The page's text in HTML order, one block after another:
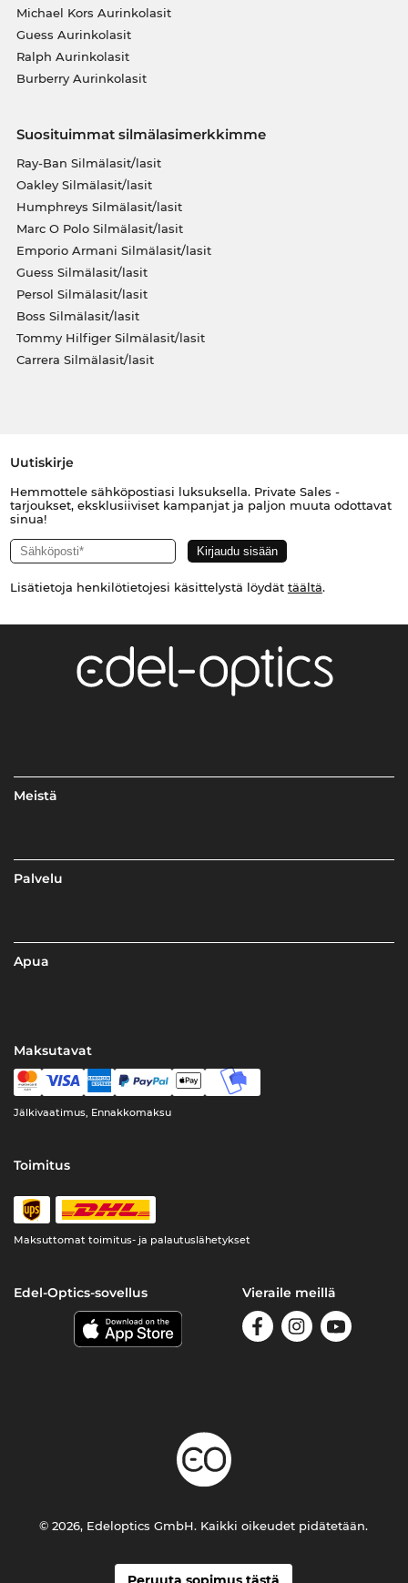
Michael Kors Aurinkolasit
Guess Aurinkolasit
Ralph Aurinkolasit
Burberry Aurinkolasit
Suosituimmat silmälasimerkkimme
Ray-Ban Silmälasit/lasit
Oakley Silmälasit/lasit
Humphreys Silmälasit/lasit
Marc O Polo Silmälasit/lasit
Emporio Armani Silmälasit/lasit
Guess Silmälasit/lasit
Persol Silmälasit/lasit
Boss Silmälasit/lasit
Tommy Hilfiger Silmälasit/lasit
Carrera Silmälasit/lasit
Uutiskirje
Hemmottele sähköpostiasi luksuksella. Private Sales -
tarjoukset, eksklusiiviset kampanjat ja paljon muuta odottavat
sinua!
Lisätietoja henkilötietojesi käsittelystä löydät täältä.
Meistä
Palvelu
Apua
Maksutavat
Jälkivaatimus, Ennakkomaksu
Toimitus
Maksuttomat toimitus- ja palautuslähetykset
Edel-Optics-sovellus Vieraile meillä
© 2026, Edeloptics GmbH. Kaikki oikeudet pidätetään.